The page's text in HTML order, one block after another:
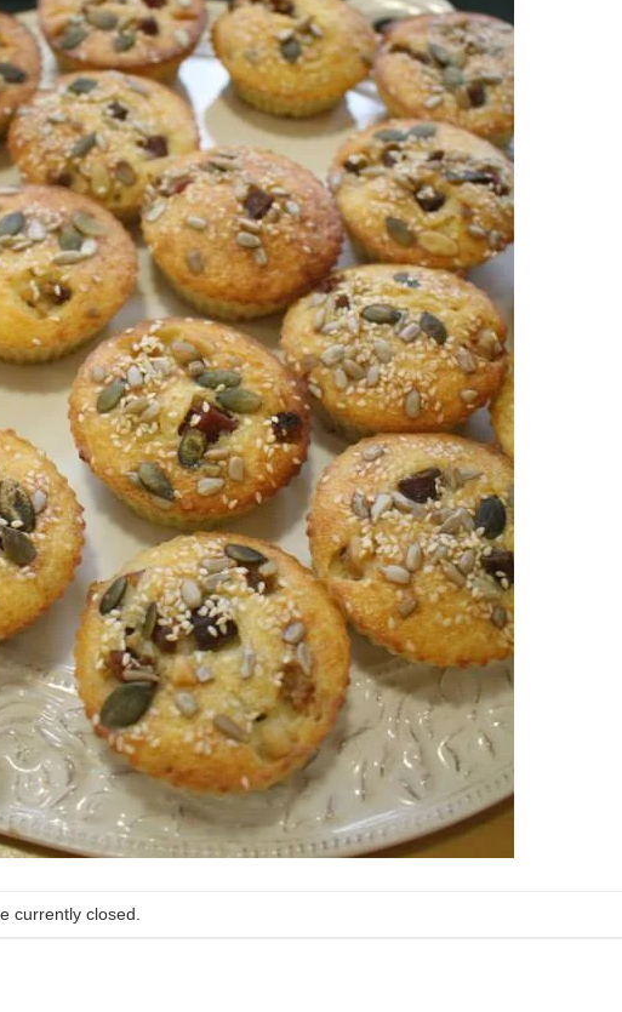
currently closed.